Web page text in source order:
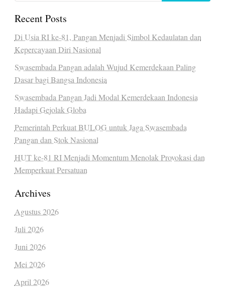
Recent Posts
Di Usia RI ke-81, Pangan Menjadi Simbol Kedaulatan dan
Kepercayaan Diri Nasional
Swasembada Pangan adalah Wujud Kemerdekaan Paling
Dasar bagi Bangsa Indonesia
Swasembada Pangan Jadi Modal Kemerdekaan Indonesia
Hadapi Gejolak Globa
Pemerintah Perkuat BULOG untuk Jaga Swasembada
Pangan dan Stok Nasional
HUT ke-81 RI Menjadi Momentum Menolak Provokasi dan
Memperkuat Persatuan
Archives
Agustus 2026
Juli 2026
Juni 2026
Mei 2026
April 2026